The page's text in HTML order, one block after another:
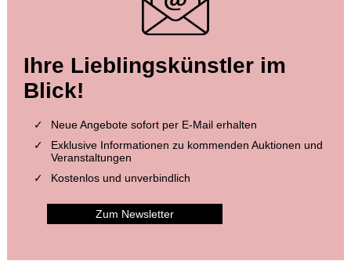
C. NIEBUHR
Reisebeschreibung nach Arabien und andern umliegenden Ländern. 2 Bände. - Dabei: Beschreibung von Arabien, 1772
Ergebnis:€ 2.750
Ihre Lieblingskünstler im
Blick!
Neue Angebote sofort per E-Mail erhalten
Exklusive Informationen zu kommenden Auktionen und
Veranstaltungen
Kostenlos und unverbindlich
Zum Newsletter